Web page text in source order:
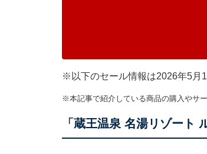
※以下のセール情報は2026年5月
※本記事で紹介している商品の購入やサ
「蔵王温泉 名湯リゾート